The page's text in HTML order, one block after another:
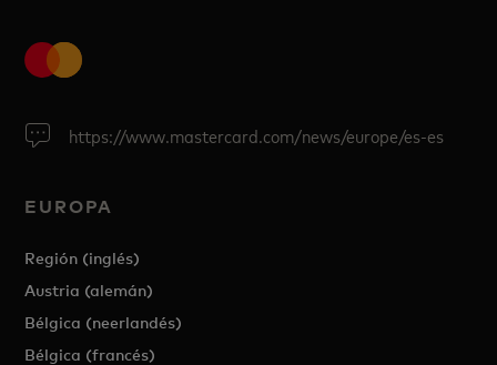
https://www.mastercard.com/news/europe/es-es
EUROPA
Región (inglés)
Austria (alemán)
Bélgica (neerlandés)
Bélgica (francés)